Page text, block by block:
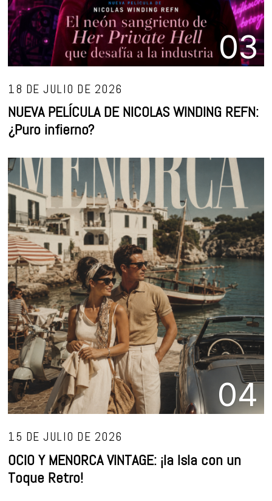
03
18 DE JULIO DE 2026
NUEVA PELÍCULA DE NICOLAS WINDING REFN:
¿Puro infierno?
04
15 DE JULIO DE 2026
OCIO Y MENORCA VINTAGE: ¡la Isla con un
Toque Retro!